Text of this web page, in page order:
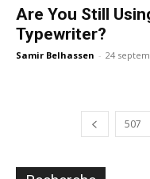
Are You Still
Typewriter?
Samir Belhassen - 24
507